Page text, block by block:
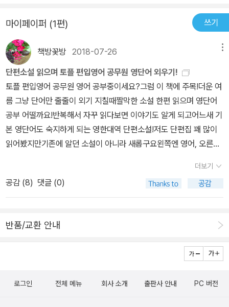
마이페이퍼 (1편) 쓰기
책방꽃방 2018-07-26
단편소설 읽으며 토플 편입영어 공무원 영단어 외우기!
토플 편입영어 공무원 영어 공부중이세요?그럼 이 책에 주목!더운 여
름 그냥 단어만 줄줄이 외기 지칠때짤막한 소설 한편 읽으며 영단어
공부 어떨까요!반복해서 자꾸 읽다보면 이야기도 알게 되고어느새 기
본 영단어도 숙지하게 되는 영한대역 단편소설!저도 단편집 꽤 많이
읽어봤지만기존에 알던 소설이 아니라 새롭구요왼쪽엔 영어, 오른쪽
요!각 소설마다 큐알코드가 있어 원어민 발음으로 듣고 따라할 수 있
답니다!오헨리, 윌리엄서머셋모음, 애드거 알렌포우, 스코트 피츠제
럴드, 버지니아울프등익히 한번쯤은 들어본 작가들의 단편소설!이 책
로 영단어 익히는 방법도 알려주는아주 친절한 책!이 더운 여름을 짧
더보기
공감 (8) 댓글 (0)
반품/교환 안내
로그인 전체 메뉴 회사 소개 출판사 안내 PC 버전